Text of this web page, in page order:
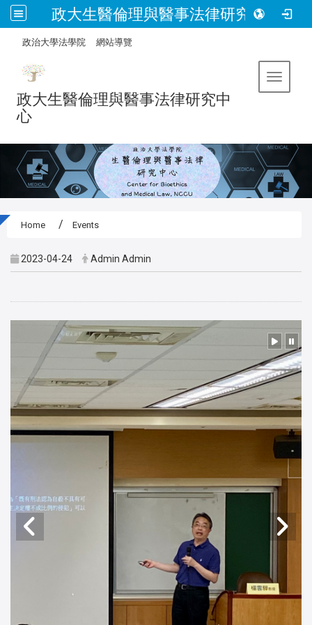
政大生醫倫理與醫事法律研究中心
政治大學法學院 網站導覽
Toggle
政大生醫倫理與醫事法律研究中
心
Home Events
2023-04-24 Admin Admin